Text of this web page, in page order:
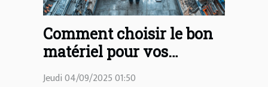
Comment choisir le bon
matériel pour vos
travaux de maçonnerie ?
Jeudi 04/09/2025 01:50